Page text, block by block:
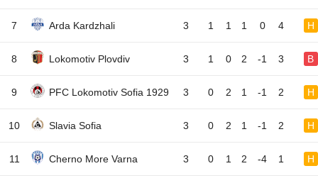
7 Arda Kardzhali 3 1 1 1 0 4 H
8 Lokomotiv Plovdiv 3 1 0 2 -1 3 B
9 PFC Lokomotiv Sofia 1929 3 0 2 1 -1 2 H
10 Slavia Sofia 3 0 2 1 -1 2 H
11 Cherno More Varna 3 0 1 2 -4 1 H